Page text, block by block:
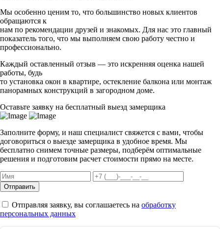
Мы особенно ценим то, что большинство новых клиентов
обращаются к
нам по рекомендации друзей и знакомых. Для нас это главный
показатель того, что мы выполняем свою работу честно и
профессионально.
Каждый оставленный отзыв — это искренняя оценка нашей
работы, будь
то установка окон в квартире, остекление балкона или монтаж
панорамных конструкций в загородном доме.
Оставьте заявку на бесплатный выезд замерщика
Заполните форму, и наш специалист свяжется с вами, чтобы
договориться о выезде замерщика в удобное время. Мы
бесплатно снимем точные размеры, подберём оптимальные
решения и подготовим расчет стоимости прямо на месте.
Отправить
Отправляя заявку, вы соглашаетесь на обработку
персональных данных